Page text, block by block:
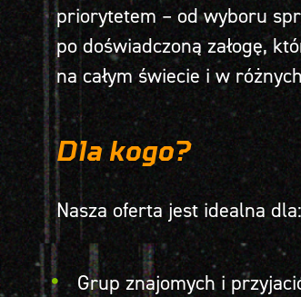
priorytetem – od wyboru
po doświadczoną załogę,
na całym świecie i w
Dla kogo?
Nasza oferta jest idealna dla:
Grup znajomych i